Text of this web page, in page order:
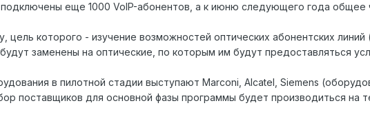
еще 1000 VoIP-абонентов, а к июню следующего года общее
цель которого - изучение возможностей оптических абонентских
заменены на оптические, по которым им будут предоставляться
в пилотной стадии выступают Marconi, Alcatel, Siemens
поставщиков для основной фазы программы будет производиться на